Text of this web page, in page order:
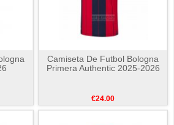
Camiseta De Futbol Bologna
Primera Authentic 2025-2026
€24.00